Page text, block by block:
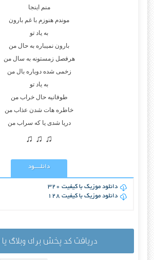
منم اینجا
موندم هنوزم با غم بارون
به یاد تو
بارون نمیباره به حال من
هرفصل زمستونه به سال من
زخمی شده دوباره بال من
به یاد تو
طوفانیه حال خراب من
خاطره هات شدن عذاب من
دریا شدی یا که سراب من
♫ ♫ ♫
دانلــــود
دانلود موزیک با کیفیت 320
دانلود موزیک با کیفیت 128
دریافت کد پخش برای وبلاگ